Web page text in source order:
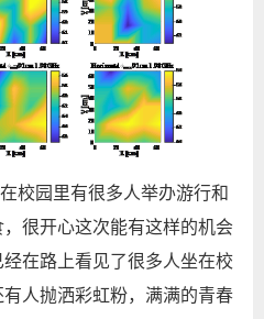
校园里有很多人举办游行和
很开心这次能有这样的机会
在路上看见了很多人坐在校
人抛洒彩虹粉，满满的青春